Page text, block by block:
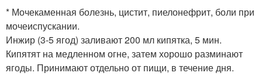
* Мочекаменная болезнь, цистит, пиелонефрит, боли при
мочеиспускании.
Инжир (3-5 ягод) заливают 200 мл кипятка, 5 мин.
Кипятят на медленном огне, затем хорошо разминают
ягоды. Принимают отдельно от пищи, в течение дня.